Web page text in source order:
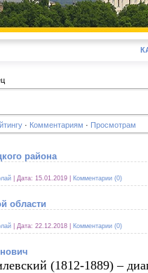
· Комментариям · Просмотрам
района
Дата: 15.01.2019 Комментарии (0)
области
Дата: 22.12.2018 Комментарии (0)
(1812-1889) –